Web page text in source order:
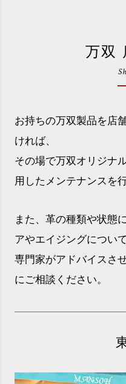
万双
お持ちの万双製品を店
ければ、
その場で万双オリジナ
用したメンテナンスを
また、革の種類や状態
アやエイジングについて
専門家がアドバイスさ
にご相談ください。